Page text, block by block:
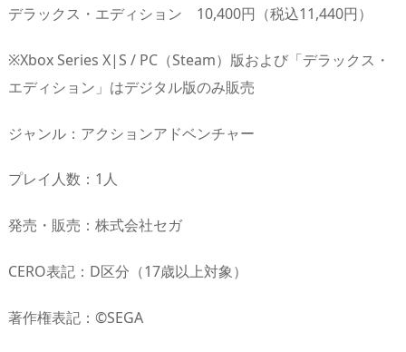
デラックス・エディション 10,400円（税込11,440円）
※Xbox Series X|S / PC（Steam）版および「デラックス・
エディション」はデジタル版のみ販売
ジャンル：アクションアドベンチャー
プレイ人数：1人
発売・販売：株式会社セガ
CERO表記：D区分（17歳以上対象）
著作権表記：©SEGA